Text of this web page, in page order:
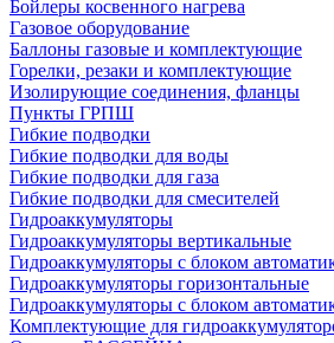
Бойлеры косвенного нагрева
Газовое оборудование
Баллоны газовые и комплектующие
Горелки, резаки и комплектующие
Изолирующие соединения, фланцы
Пункты ГРПШ
Гибкие подводки
Гибкие подводки для воды
Гибкие подводки для газа
Гибкие подводки для смесителей
Гидроаккумуляторы
Гидроаккумуляторы вертикальные
Гидроаккумуляторы с блоком
Гидроаккумуляторы горизонтальные
Гидроаккумуляторы с блоком
Комплектующие для